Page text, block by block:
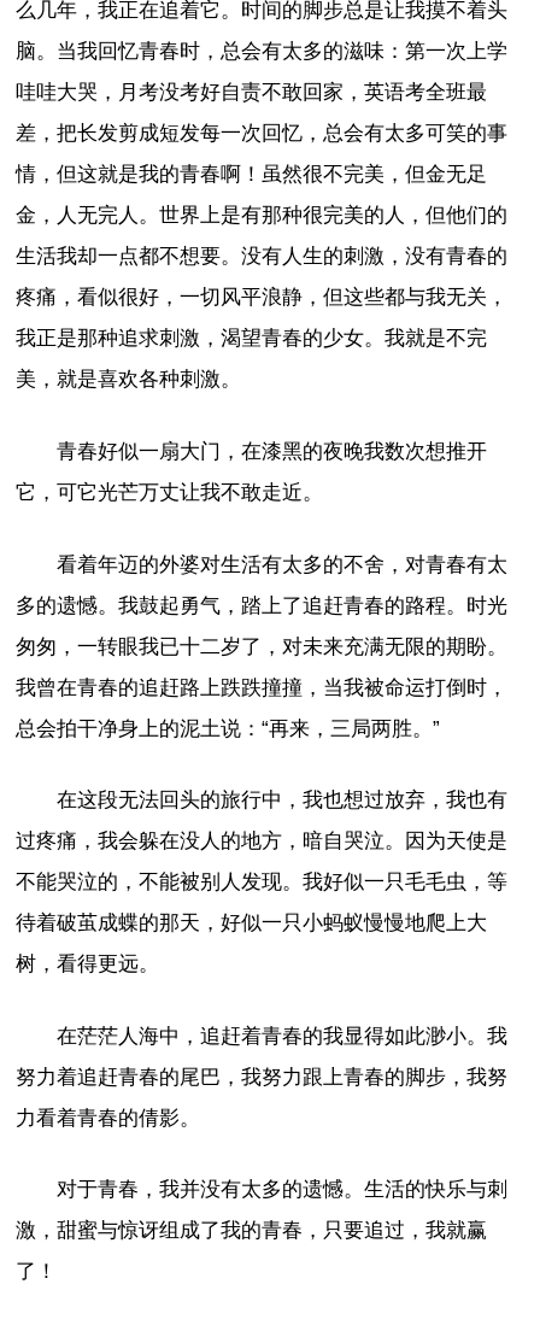
么几年，我正在追着它。时间的脚步总是让我摸不着头
脑。当我回忆青春时，总会有太多的滋味：第一次上学
哇哇大哭，月考没考好自责不敢回家，英语考全班最
差，把长发剪成短发每一次回忆，总会有太多可笑的事
情，但这就是我的青春啊！虽然很不完美，但金无足
金，人无完人。世界上是有那种很完美的人，但他们的
生活我却一点都不想要。没有人生的刺激，没有青春的
疼痛，看似很好，一切风平浪静，但这些都与我无关，
我正是那种追求刺激，渴望青春的少女。我就是不完
美，就是喜欢各种刺激。
青春好似一扇大门，在漆黑的夜晚我数次想推开
它，可它光芒万丈让我不敢走近。
看着年迈的外婆对生活有太多的不舍，对青春有太
多的遗憾。我鼓起勇气，踏上了追赶青春的路程。时光
匆匆，一转眼我已十二岁了，对未来充满无限的期盼。
我曾在青春的追赶路上跌跌撞撞，当我被命运打倒时，
总会拍干净身上的泥土说：“再来，三局两胜。”
在这段无法回头的旅行中，我也想过放弃，我也有
过疼痛，我会躲在没人的地方，暗自哭泣。因为天使是
不能哭泣的，不能被别人发现。我好似一只毛毛虫，等
待着破茧成蝶的那天，好似一只小蚂蚁慢慢地爬上大
树，看得更远。
在茫茫人海中，追赶着青春的我显得如此渺小。我
努力着追赶青春的尾巴，我努力跟上青春的脚步，我努
力看着青春的倩影。
对于青春，我并没有太多的遗憾。生活的快乐与刺
激，甜蜜与惊讶组成了我的青春，只要追过，我就赢
了！